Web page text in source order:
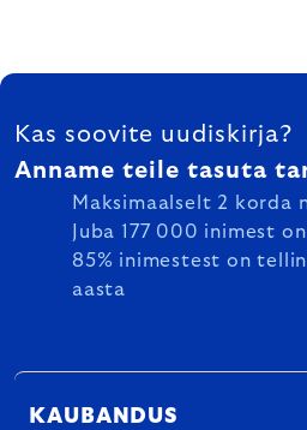
FOOTER
Kas soovite uudiskirja?
Anname teile tasuta
Maksimaalselt 2 korda
Juba 177 000 inimest
85% inimestest on
aasta
KAUBANDUS